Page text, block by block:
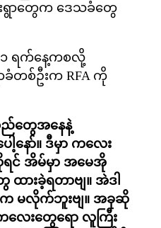
းရွာတွေက ဒေသခံတွေ
၁ ရက်နေ့ကစလို့
ခံတစ်ဦးက RFA ကို
ည်တွေအနေနဲ့
နော်။ ဒီမှာ ကလေး
င် အိမ်မှာ အမေအို
ားခဲ့ရတာဗျ။ အဲဒါ
မလိုက်ဘူးဗျ။ အခုဆို
ေးတွေရော လူကြီး